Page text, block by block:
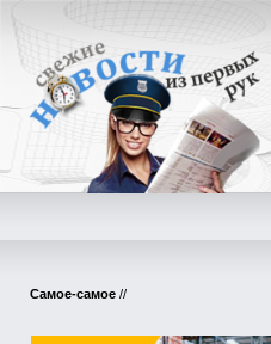
Самое-самое //